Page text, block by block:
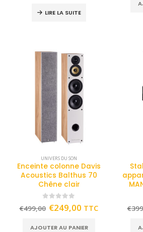
LIRE LA SUITE
UNIVERS DU SON
Enceinte colonne Davis
Acoustics Balthus 70
Chêne clair
out of 5
€499,00 €249,00 TTC
AJOUTER AU PANIER
€